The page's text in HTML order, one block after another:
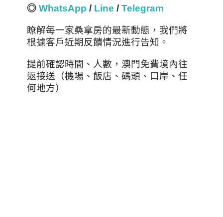
◎ WhatsApp / Line / Telegram
瞭解每一家桑拿房的最新動態，我們將
根據客戶近期反饋情況進行告知。
提前確認時間、人數，澳門免費境內往
返接送（機場、飯店、碼頭、口岸、任
何地方）